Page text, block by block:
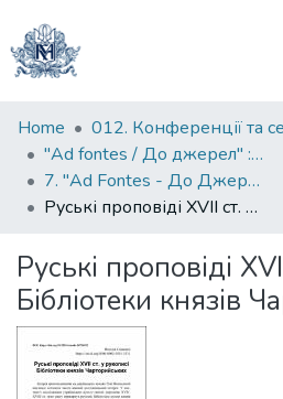
Communities
&
Collections
All of DSpace
Statistics
Home
"Ad fontes / До джерел" : матеріали конференцій до ювілейних дат Києво-Могилянської академії
7. "Ad Fontes - До Джерел": Міжнародна наукова конференція з нагоди 405-ї річниці заснування Києво-Могилянської академії
Руські проповіді XVII ст. у рукописі Бібліотеки князів Чарторийських
Руські проповіді
Бібліотеки князів